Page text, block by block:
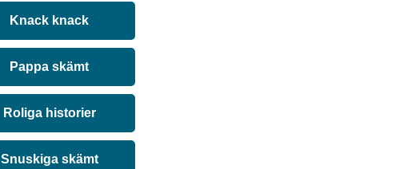
Knack knack
Pappa skämt
Roliga historier
Snuskiga skämt